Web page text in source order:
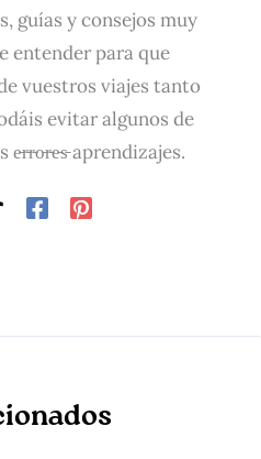
guías y consejos muy
entender para que
vuestros viajes tanto
evitar algunos de
e̵r̵r̵o̵r̵e̵s̵ aprendizajes.